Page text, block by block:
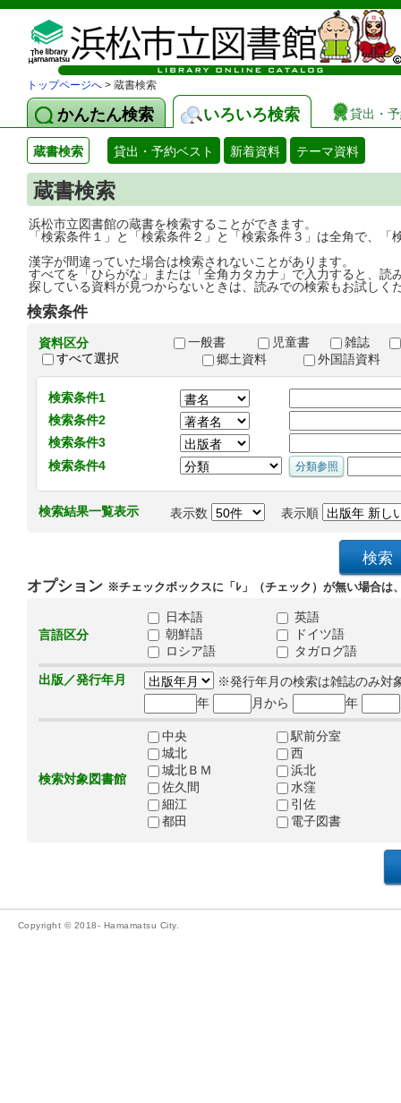
トップページへ > 蔵書検索
かんたん検索 いろいろ検索 貸出・
蔵書検索 貸出・予約ベスト 新着資料 テーマ資料
蔵書検索
浜松市立図書館の蔵書を検索することができます。
「検索条件１」と「検索条件２」と「検索条件３」は全角で、
漢字が間違っていた場合は検索されないことがあります。
すべてを「ひらがな」または「全角カタカナ」で入力すると、読
探している資料が見つからないときは、読みでの検索もお試しく
検索条件
資料区分
すべて選択
一般書 児童書
雑誌
郷土資料
外国語資料
検索条件1
検索条件2
検索条件3
検索条件4
検索結果一覧表示 表示数 表示順
オプション ※チェックボックスに「ﾚ」（チェック）が無い場合は
言語区分
日本語
英語
朝鮮語
ドイツ語
ロシア語
タガログ語
出版／発行年月
※発行年月の検索は雑誌のみ対
年
月から 年
検索対象図書館
中央
駅前分室
城北
西
城北ＢＭ
浜北
佐久間
水窪
細江
引佐
都田
電子図書
Copyright © 2018- Hamamatsu City.